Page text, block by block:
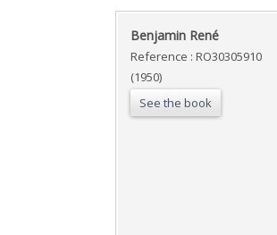
‎Benjamin René‎
Reference : RO30305910
(1950)
See the book